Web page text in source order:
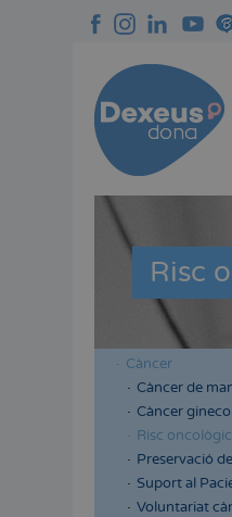
Risc
Menú
lateral
cabecera
Menú
lateral
principal
Càncer
Càncer de
Càncer
Risc oncològic
Preservació
Suport al
Voluntariat